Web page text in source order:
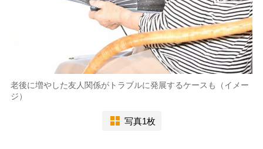
老後に増やした友人関係がトラブルに発展するケースも（イメー
ジ）
写真1枚